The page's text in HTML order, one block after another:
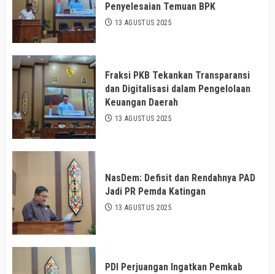
Penyelesaian Temuan BPK
13 AGUSTUS 2025
Fraksi PKB Tekankan Transparansi
dan Digitalisasi dalam Pengelolaan
Keuangan Daerah
13 AGUSTUS 2025
NasDem: Defisit dan Rendahnya PAD
Jadi PR Pemda Katingan
13 AGUSTUS 2025
PDI Perjuangan Ingatkan Pemkab